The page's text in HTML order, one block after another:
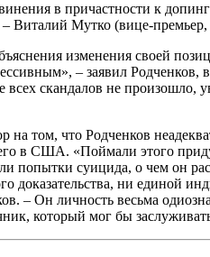
в причастности к
Виталий Мутко (вице-
изменения своей
– заявил
всех скандалов не
на том, что Родченков
в США. «Поймали этого
попытки суицида, о чем он
доказательства, ни единой
– Он личность весьма
который мог бы